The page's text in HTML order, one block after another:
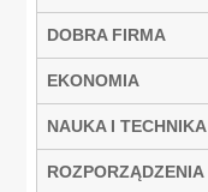
DOBRA FIRMA
EKONOMIA
NAUKA I TECHNIKA
ROZPORZĄDZENIA